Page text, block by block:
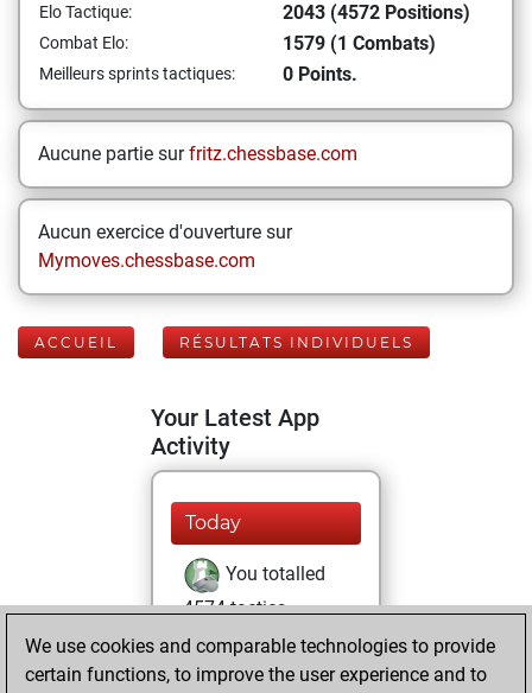
Elo Tactique: 2043 (4572 Positions)
Combat Elo: 1579 (1 Combats)
Meilleurs sprints tactiques: 0 Points.
Aucune partie surfritz.chessbase.com
Aucun exercice d'ouverture sur
Mymoves.chessbase.com
ACCUEIL RÉSULTATS INDIVIDUELS
Your Latest App
Activity
Today
You totalled
4574 tactics
positions
Tactics
You solved
We use cookies and comparable technologies to provide
certain functions, to improve the user experience and to